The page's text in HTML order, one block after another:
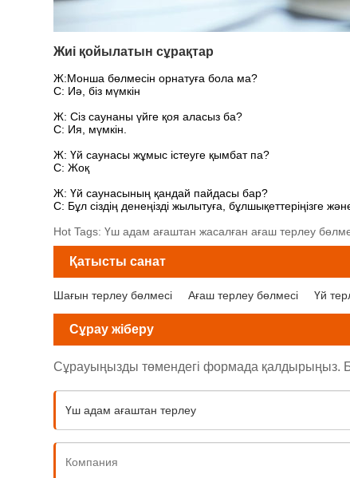
Жиі қойылатын сұрақтар
Ж:Монша бөлмесін орнатуға бола ма?
С: Иә, біз мүмкін
Ж: Сіз саунаны үйге қоя аласыз ба?
С: Ия, мүмкін.
Ж: Үй саунасы жұмыс істеуге қымбат па?
С: Жоқ
Ж: Үй саунасының қандай пайдасы бар?
С: Бұл сіздің денеңізді жылытуға, бұлшықеттеріңізге
Hot Tags: Үш адам ағаштан жасалған ағаш терлеу
Қатысты санат
Шағын терлеу бөлмесі Ағаш терлеу бөлмесі Үй
Сұрау жіберу
Сұрауыңызды төмендегі формада қалдырыңыз.